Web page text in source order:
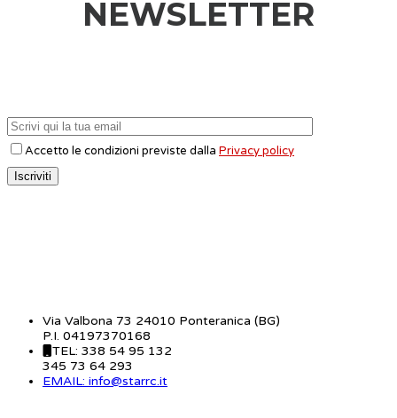
NEWSLETTER
Accetto le condizioni previste dalla Privacy policy
Via Valbona 73 24010 Ponteranica (BG)
P.I. 04197370168
TEL: 338 54 95 132
345 73 64 293
EMAIL: info@starrc.it